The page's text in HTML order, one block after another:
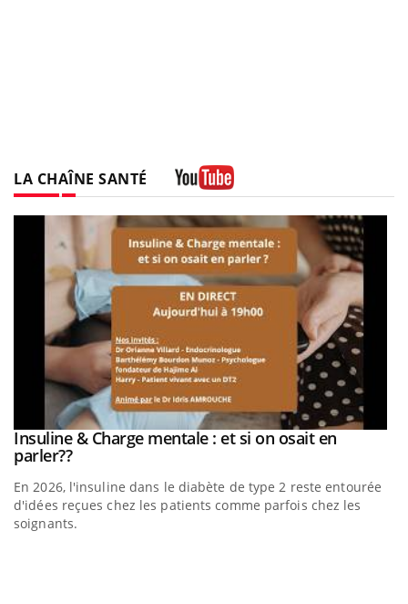
LA CHAÎNE SANTÉ
Youtube
Insuline & Charge mentale : et si on osait en
parler??Youtube
En 2026, l'insuline dans le diabète de type 2 reste entourée
d'idées reçues chez les patients comme parfois chez les
soignants.